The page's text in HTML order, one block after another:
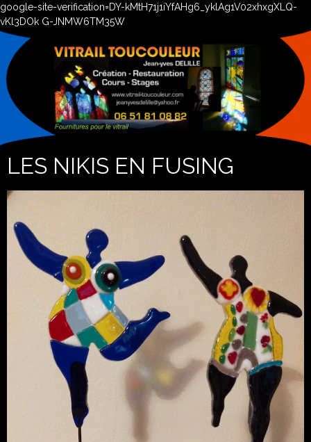
google-site-verification=DY-kMtH71j1iYfAHg6_yklAg1V02xhxgXLQ-
vKl3DOk G-JNMW6TM35W
LES NIKIS EN FUSING